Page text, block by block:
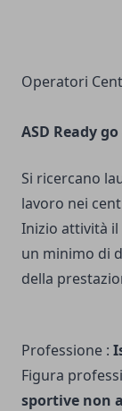
Operatori
ASD Ready
Si ricercano
lavoro nei
Inizio attività
un minimo di
della
Professione :
Figura
sportive non